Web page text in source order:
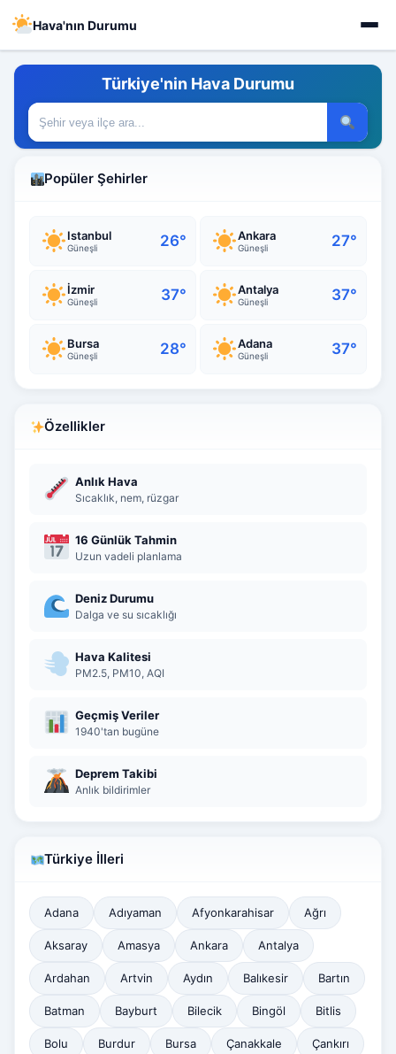
Hava'nın Durumu
Türkiye'nin Hava Durumu
Popüler Şehirler
Istanbul
Güneşli 26° Ankara
Güneşli 27°
İzmir
Güneşli 37° Antalya
Güneşli 37°
Bursa
Güneşli 28° Adana
Güneşli 37°
Özellikler
Anlık Hava
Sıcaklık, nem, rüzgar
16 Günlük Tahmin
Uzun vadeli planlama
Deniz Durumu
Dalga ve su sıcaklığı
Hava Kalitesi
PM2.5, PM10, AQI
Geçmiş Veriler
1940'tan bugüne
Deprem Takibi
Anlık bildirimler
Türkiye İlleri
Adana Adıyaman Afyonkarahisar Ağrı
Aksaray Amasya Ankara Antalya
Ardahan Artvin Aydın Balıkesir Bartın
Batman Bayburt Bilecik Bingöl Bitlis
Bolu Burdur Bursa Çanakkale Çankırı